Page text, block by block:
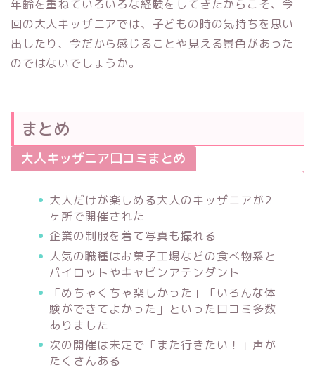
年齢を重ねていろいろな経験をしてきたからこそ、今
回の大人キッザニアでは、子どもの時の気持ちを思い
出したり、今だから感じることや見える景色があった
のではないでしょうか。
まとめ
大人キッザニア口コミまとめ
大人だけが楽しめる大人のキッザニアが2
ヶ所で開催された
企業の制服を着て写真も撮れる
人気の職種はお菓子工場などの食べ物系と
パイロットやキャビンアテンダント
「めちゃくちゃ楽しかった」「いろんな体
験ができてよかった」といった口コミ多数
ありました
次の開催は未定で「また行きたい！」声が
たくさんある